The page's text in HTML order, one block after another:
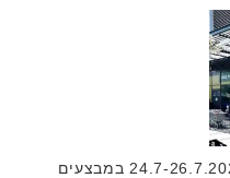
רשת חביב סוגרת את הסוף שבוע 24.7-26.7.2024 במבצעים